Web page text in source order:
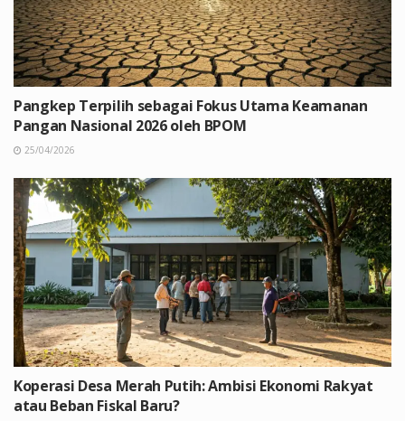
Pangkep Terpilih sebagai Fokus Utama Keamanan
Pangan Nasional 2026 oleh BPOM
25/04/2026
Koperasi Desa Merah Putih: Ambisi Ekonomi Rakyat
atau Beban Fiskal Baru?